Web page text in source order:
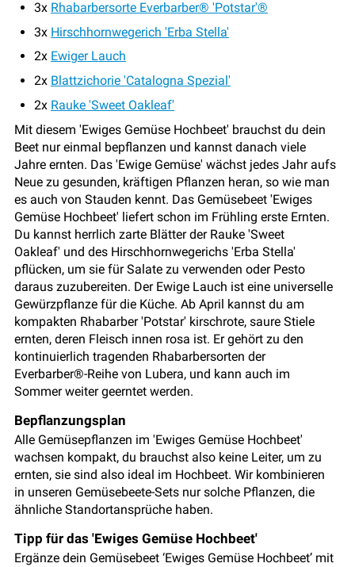
3x Rhabarbersorte Everbarber® 'Potstar'®
3x Hirschhornwegerich 'Erba Stella'
2x Ewiger Lauch
2x Blattzichorie 'Catalogna Spezial'
2x Rauke 'Sweet Oakleaf'
Mit diesem 'Ewiges Gemüse Hochbeet' brauchst du dein
Beet nur einmal bepflanzen und kannst danach viele
Jahre ernten. Das 'Ewige Gemüse' wächst jedes Jahr aufs
Neue zu gesunden, kräftigen Pflanzen heran, so wie man
es auch von Stauden kennt. Das Gemüsebeet 'Ewiges
Gemüse Hochbeet' liefert schon im Frühling erste Ernten.
Du kannst herrlich zarte Blätter der Rauke 'Sweet
Oakleaf' und des Hirschhornwegerichs 'Erba Stella'
pflücken, um sie für Salate zu verwenden oder Pesto
daraus zuzubereiten. Der Ewige Lauch ist eine universelle
Gewürzpflanze für die Küche. Ab April kannst du am
kompakten Rhabarber 'Potstar' kirschrote, saure Stiele
ernten, deren Fleisch innen rosa ist. Er gehört zu den
kontinuierlich tragenden Rhabarbersorten der
Everbarber®-Reihe von Lubera, und kann auch im
Sommer weiter geerntet werden.
Bepflanzungsplan
Alle Gemüsepflanzen im 'Ewiges Gemüse Hochbeet'
wachsen kompakt, du brauchst also keine Leiter, um zu
ernten, sie sind also ideal im Hochbeet. Wir kombinieren
in unseren Gemüsebeete-Sets nur solche Pflanzen, die
ähnliche Standortansprüche haben.
Tipp für das 'Ewiges Gemüse Hochbeet'
Ergänze dein Gemüsebeet ‘Ewiges Gemüse Hochbeet’ mit